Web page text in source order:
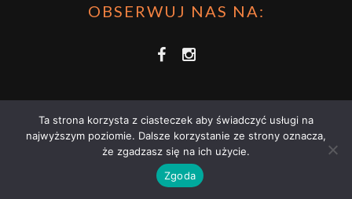
OBSERWUJ NAS NA:
COPRZECZYTAĆ.PL 2021 | STRONA WYKORZYSTUJE PLIKI COOKIES |
POLITYKĄ PRYWATNOŚCI
Ta strona korzysta z ciasteczek aby świadczyć usługi na
najwyższym poziomie. Dalsze korzystanie ze strony oznacza,
że zgadzasz się na ich użycie.
Zgoda